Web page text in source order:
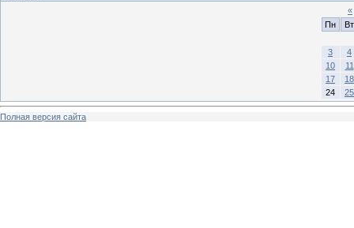
«
Пн
Вт
3
4
10
11
17
18
24
25
Полная версия сайта